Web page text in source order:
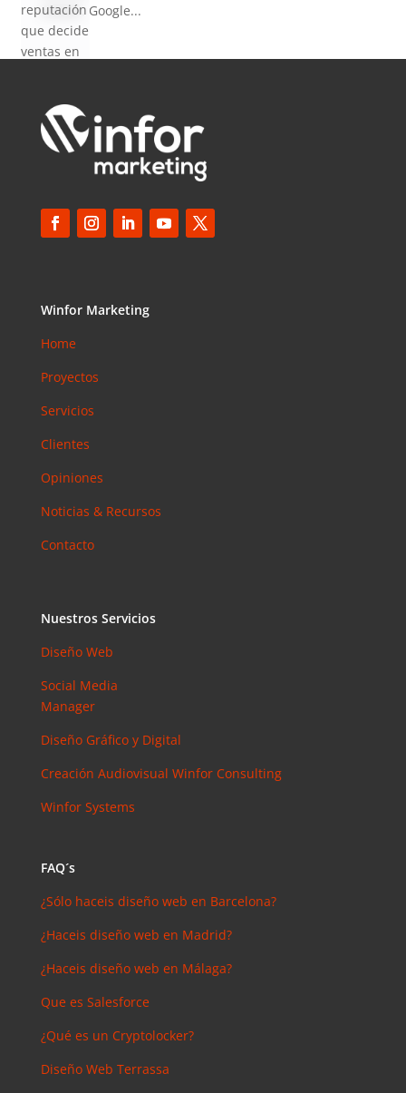
crecen. Google...
reputación
que decide
ventas en
para
pymes en
en Google
ad web
para
Barcelona:
que ya es
obligatoria
Email
Marketing
Por Qué
Canal con
Coment
arios
reciente
Mcgregor
¿para qué
Ikeren
Master en
y precios
Antonio
¿Debería
Winfor Marketing
Home
Proyectos
Servicios
Clientes
Opiniones
Noticias & Recursos
Contacto
Nuestros Servicios
Diseño Web
Social Media
Manager
Diseño Gráfico y Digital
Creación Audiovisual Winfor Consulting
Winfor Systems
FAQ´s
¿Sólo haceis diseño web en Barcelona?
¿Haceis diseño web en Madrid?
¿Haceis diseño web en Málaga?
Que es Salesforce
¿Qué es un Cryptolocker?
Diseño Web Terrassa